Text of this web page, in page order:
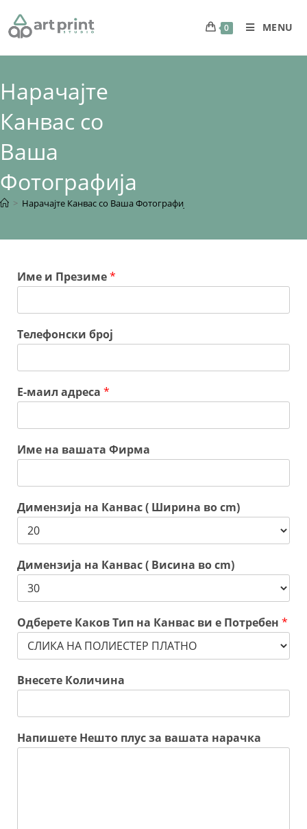
0 MENU
Нарачајте
Канвас со
Ваша
Фотографија
> Нарачајте Канвас со Ваша Фотографија
Име и Презиме*
Телефонски број
Е-маил адреса *
Име на вашата Фирма
Димензија на Канвас ( Ширина во cm)
Димензија на Канвас ( Висина во cm)
Одберете Каков Тип на Канвас ви е Потребен *
Внесете Количина
Напишете Нешто плус за вашата нарачка